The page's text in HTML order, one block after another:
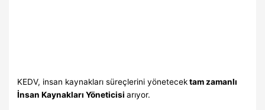
KEDV, insan kaynakları süreçlerini yönetecektam zamanlı
İnsan Kaynakları Yöneticisiarıyor.